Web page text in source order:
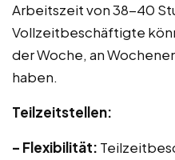
Arbeitszeit von 38-40
Vollzeitbeschäftigte
der Woche, an
haben.
Teilzeitstellen:
– Flexibilität: